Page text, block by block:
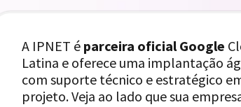
A IPNET é parceira oficial Google
Latina e oferece uma implantação
com suporte técnico e estratégico
projeto. Veja ao lado que sua